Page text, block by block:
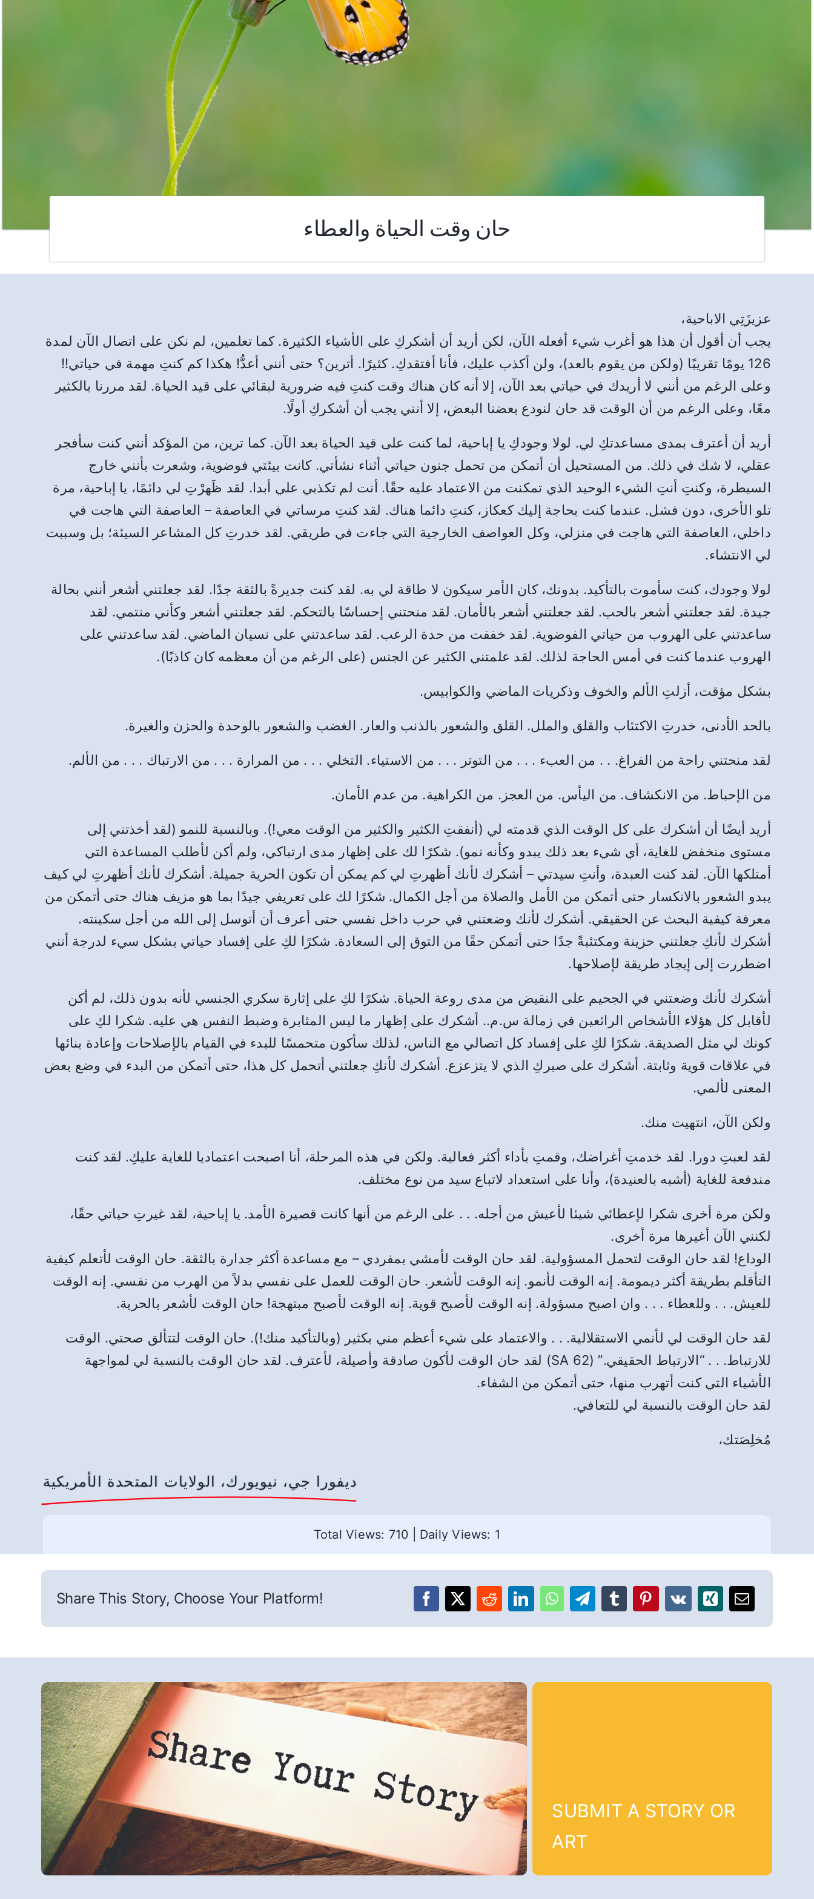
حان وقت الحياة والعطاء
عزيزَتِي الاباحية،
يجب أن أقول أن هذا هو أغرب شيء أفعله الآن، لكن أريد أن أشكركِ على الأشياء الكثيرة. كما تعلمين، لم نكن على اتصال الآن لمدة
126 يومًا تقريبًا (ولكن من يقوم بالعد)، ولن أكذب عليك، فأنا أفتقدكِ. كثيرًا. أترين؟ حتى أنني أعدُّ! هكذا كم كنتِ مهمة في حياتي!!
وعلى الرغم من أنني لا أريدك في حياتي بعد الآن، إلا أنه كان هناك وقت كنتِ فيه ضرورية لبقائي على قيد الحياة. لقد مررنا بالكثير
معًا، وعلى الرغم من أن الوقت قد حان لنودع بعضنا البعض، إلا أنني يجب أن أشكركِ أولًا.
أريد أن أعترف بمدى مساعدتكِ لي. لولا وجودكِ يا ​​إباحية، لما كنت على قيد الحياة بعد الآن. كما ترين، من المؤكد أنني كنت سأفجر
عقلي، لا شك في ذلك. من المستحيل أن أتمكن من تحمل جنون حياتي أثناء نشأتي. كانت بيئتي فوضوية، وشعرت بأنني خارج
السيطرة، وكنتِ أنتِ الشيء الوحيد الذي تمكنت من الاعتماد عليه حقًا. أنت لم تكذبي علي أبدا. لقد ظَهرْتِ لي دائمًا، يا إباحية، مرة
تلو الأخرى، دون فشل. عندما كنت بحاجة إليك كعكاز، كنتِ دائما هناك. لقد كنتِ مرساتي في العاصفة – العاصفة التي هاجت في
داخلي، العاصفة التي هاجت في منزلي، وكل العواصف الخارجية التي جاءت في طريقي. لقد خدرتِ كل المشاعر السيئة؛ بل وسببت
لي الانتشاء.
لولا وجودك، كنت سأموت بالتأكيد. بدونك، كان الأمر سيكون لا طاقة لي به. لقد كنت جديرةً بالثقة جدًا. لقد جعلتني أشعر أنني بحالة
جيدة. لقد جعلتني أشعر بالحب. لقد جعلتني أشعر بالأمان. لقد منحتني إحساسًا بالتحكم. لقد جعلتني أشعر وكأني منتمي. لقد
ساعدتني على الهروب من حياتي الفوضوية. لقد خففت من حدة الرعب. لقد ساعدتني على نسيان الماضي. لقد ساعدتني على
الهروب عندما كنت في أمس الحاجة لذلك. لقد علمتني الكثير عن الجنس (على الرغم من أن معظمه كان كاذبًا).
بشكل مؤقت، أزلتِ الألم والخوف وذكريات الماضي والكوابيس.
بالحد الأدنى، خدرتِ الاكتئاب والقلق والملل. القلق والشعور بالذنب والعار. الغضب والشعور بالوحدة والحزن والغيرة.
لقد منحتني راحة من الفراغ. . . من العبء . . . من التوتر . . . من الاستياء. التخلي . . . من المرارة . . . من الارتباك . . . من الألم.
من الإحباط. من الانكشاف. من اليأس. من العجز. من الكراهية. من عدم الأمان.
أريد أيضًا أن أشكرك على كل الوقت الذي قدمته لي (أنفقتِ الكثير والكثير من الوقت معي!). وبالنسبة للنمو (لقد أخذتني إلى
مستوى منخفض للغاية، أي شيء بعد ذلك يبدو وكأنه نمو). شكرًا لك على إظهار مدى ارتباكي، ولم أكن لأطلب المساعدة التي
أمتلكها الآن. لقد كنت العبدة، وأنتِ سيدتي – أشكرك لأنك أظهرتِ لي كم يمكن أن تكون الحرية جميلة. أشكرك لأنك أظهرتِ لي كيف
يبدو الشعور بالانكسار حتى أتمكن من الأمل والصلاة من أجل الكمال. شكرًا لك على تعريفي جيدًا بما هو مزيف هناك حتى أتمكن من
معرفة كيفية البحث عن الحقيقي. أشكرك لأنك وضعتني في حرب داخل نفسي حتى أعرف أن أتوسل إلى الله من أجل سكينته.
أشكرك لأنكِ جعلتني حزينة ومكتئبةً جدًا حتى أتمكن حقًا من التوق إلى السعادة. شكرًا لكِ على إفساد حياتي بشكل سيء لدرجة أنني
اضطررت إلى إيجاد طريقة لإصلاحها.
أشكرك لأنك وضعتني في الجحيم على النقيض من مدى روعة الحياة. شكرًا لكِ على إثارة سكري الجنسي لأنه بدون ذلك، لم أكن
لأقابل كل هؤلاء الأشخاص الرائعين في زمالة س.م.. أشكرك على إظهار ما ليس المثابرة وضبط النفس هي عليه. شكرا لكِ على
كونك لي مثل الصديقة. شكرًا لكِ على إفساد كل اتصالي مع الناس، لذلك سأكون متحمسًا للبدء في القيام بالإصلاحات وإعادة بنائها
في علاقات قوية وثابتة. أشكرك على صبركِ الذي لا يتزعزع. أشكرك لأنكِ جعلتني أتحمل كل هذا، حتى أتمكن من البدء في وضع بعض
المعنى لألمي.
ولكن الآن، انتهيت منك.
لقد لعبتِ دورا. لقد خدمتِ أغراضك، وقمتِ بأداء أكثر فعالية. ولكن في هذه المرحلة، أنا اصبحت اعتماديا للغاية عليكِ. لقد كنت
مندفعة للغاية (أشبه بالعنيدة)، وأنا على استعداد لاتباع سيد من نوع مختلف.
ولكن مرة أخرى شكرا لإعطائي شيئا لأعيش من أجله. . . على الرغم من أنها كانت قصيرة الأمد. يا إباحية، لقد غيرتِ حياتي حقًا،
لكنني الآن أغيرها مرة أخرى.
الوداع! لقد حان الوقت لتحمل المسؤولية. لقد حان الوقت لأمشي بمفردي – مع مساعدة أكثر جدارة بالثقة. حان الوقت لأتعلم كيفية
التأقلم بطريقة أكثر ديمومة. إنه الوقت لأنمو. إنه الوقت لأشعر. حان الوقت للعمل على نفسي بدلاً من الهرب من نفسي. إنه الوقت
للعيش. . . وللعطاء . . . وان اصبح مسؤولة. إنه الوقت لأصبح قوية. إنه الوقت لأصبح مبتهجة! حان الوقت لأشعر بالحرية.
لقد حان الوقت لي لأنمي الاستقلالية. . . والاعتماد على شيء أعظم مني بكثير (وبالتأكيد منك!). حان الوقت لتتألق صحتي. الوقت
للارتباط. . . “الارتباط الحقيقي.” (SA 62) لقد حان الوقت لأكون صادقة وأصيلة، لأعترف. لقد حان الوقت بالنسبة لي لمواجهة
الأشياء التي كنت أتهرب منها، حتى أتمكن من الشفاء.
لقد حان الوقت بالنسبة لي للتعافي.
مُخلِصَتك،
ديفورا جي، نيويورك، الولايات المتحدة الأمريكية
Total Views: 710 Daily Views: 1
Share This Story, Choose Your Platform!
SUBMIT A STORY OR
ART